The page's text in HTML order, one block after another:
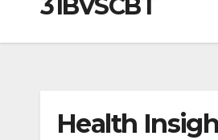
31BVSCBT
Health
m